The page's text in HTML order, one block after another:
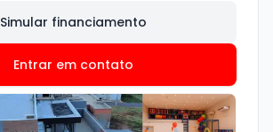
Simular financiamento
Entrar em contato